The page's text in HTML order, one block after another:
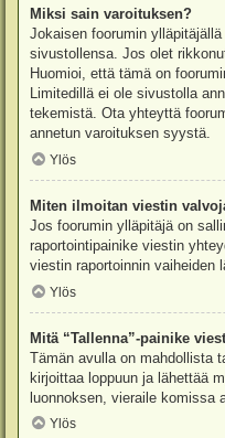
Miksi sain varoituksen?
Jokaisen foorumin
sivustollensa. Jos olet
Huomioi, että tämä on
Limitedillä ei ole sivustolla
tekemistä. Ota yhteyttä
annetun varoituksen syystä.
Ylös
Miten ilmoitan viestin
Jos foorumin ylläpitäjä on
raportointipainike viestin
viestin raportoinnin vaiheiden
Ylös
Mitä “Tallenna”-painike
Tämän avulla on mahdollista
kirjoittaa loppuun ja lähettää
luonnoksen, vieraile komissa
Ylös